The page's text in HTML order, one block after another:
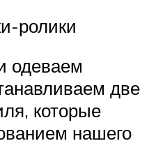
ролики
одеваем
две
которые
нашего